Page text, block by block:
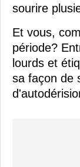
sourire
Et vous,
période?
lourds et
sa façon de